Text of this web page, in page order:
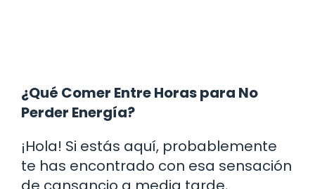
¿Qué Comer Entre Horas para No
Perder Energía?
¡Hola! Si estás aquí, probablemente
te has encontrado con esa sensación